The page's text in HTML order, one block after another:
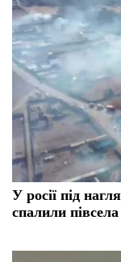
У росії під
спалили півсела